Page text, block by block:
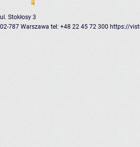
ul. Stokłosy 3
02-787 Warszawa tel: +48 22 45 72 300 https://